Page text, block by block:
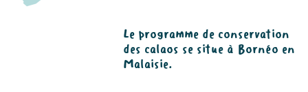
Le programme de conservation
des calaos se situe à Bornéo en
Malaisie.